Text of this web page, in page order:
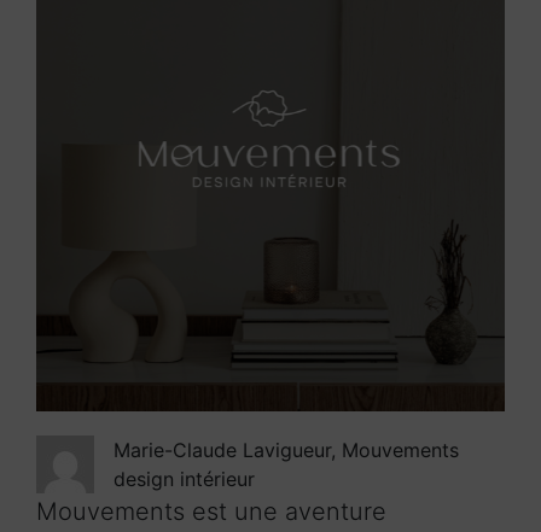
Marie-Claude Lavigueur, Mouvements
design intérieur
Mouvements est une aventure